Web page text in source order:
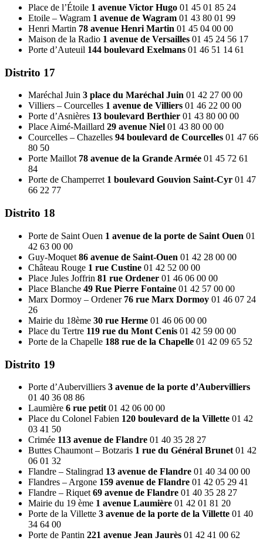
Place de l’Étoile 1 avenue Victor Hugo 01 45 01 85 24
Etoile – Wagram 1 avenue de Wagram 01 43 80 01 99
Henri Martin 78 avenue Henri Martin 01 45 04 00 00
Maison de la Radio 1 avenue de Versailles 01 45 24 56 17
Porte d’Auteuil 144 boulevard Exelmans 01 46 51 14 61
Distrito 17
Maréchal Juin 3 place du Maréchal Juin 01 42 27 00 00
Villiers – Courcelles 1 avenue de Villiers 01 46 22 00 00
Porte d’Asnières 13 boulevard Berthier 01 43 80 00 00
Place Aimé-Maillard 29 avenue Niel 01 43 80 00 00
Courcelles – Chazelles 94 boulevard de Courcelles 01 47 66
80 50
Porte Maillot 78 avenue de la Grande Armée 01 45 72 61
84
Porte de Champerret 1 boulevard Gouvion Saint-Cyr 01 47
66 22 77
Distrito 18
Porte de Saint Ouen 1 avenue de la porte de Saint Ouen 01
42 63 00 00
Guy-Moquet 86 avenue de Saint-Ouen 01 42 28 00 00
Château Rouge 1 rue Custine 01 42 52 00 00
Place Jules Joffrin 81 rue Ordener 01 46 06 00 00
Place Blanche 49 Rue Pierre Fontaine 01 42 57 00 00
Marx Dormoy – Ordener 76 rue Marx Dormoy 01 46 07 24
26
Mairie du 18ème 30 rue Herme 01 46 06 00 00
Place du Tertre 119 rue du Mont Cenis 01 42 59 00 00
Porte de la Chapelle 188 rue de la Chapelle 01 42 09 65 52
Distrito 19
Porte d’Aubervilliers 3 avenue de la porte d’Aubervilliers
01 40 36 08 86
Laumière 6 rue petit 01 42 06 00 00
Place du Colonel Fabien 120 boulevard de la Villette 01 42
03 41 50
Crimée 113 avenue de Flandre 01 40 35 28 27
Buttes Chaumont – Botzaris 1 rue du Général Brunet 01 42
06 01 32
Flandre – Stalingrad 13 avenue de Flandre 01 40 34 00 00
Flandres – Argone 159 avenue de Flandre 01 42 05 29 41
Flandre – Riquet 69 avenue de Flandre 01 40 35 28 27
Mairie du 19 ème 1 avenue Laumière 01 42 01 81 20
Porte de la Villette 3 avenue de la porte de la Villette 01 40
34 64 00
Porte de Pantin 221 avenue Jean Jaurès 01 42 41 00 62